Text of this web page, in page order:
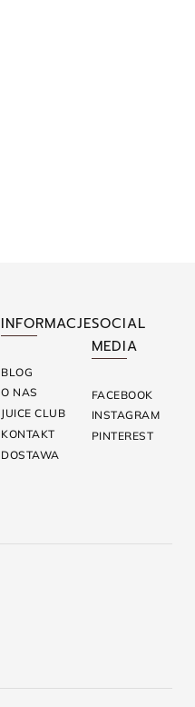
INFORMACJE
BLOG
O NAS
JUICE CLUB
KONTAKT
DOSTAWA
SOCIAL
MEDIA
FACEBOOK
INSTAGRAM
PINTEREST